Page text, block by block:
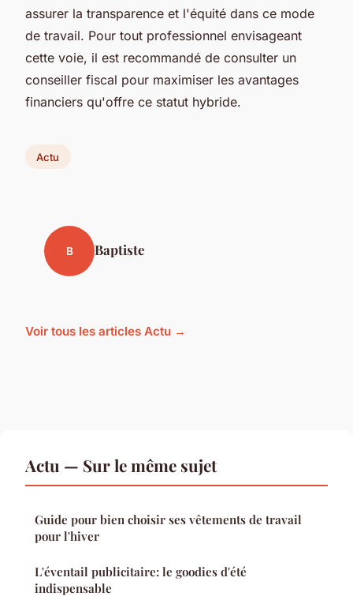
assurer la transparence et l'équité dans ce mode
de travail. Pour tout professionnel envisageant
cette voie, il est recommandé de consulter un
conseiller fiscal pour maximiser les avantages
financiers qu'offre ce statut hybride.
Actu
B Baptiste
Voir tous les articles Actu →
Actu — Sur le même sujet
Guide pour bien choisir ses vêtements de travail
pour l'hiver
L'éventail publicitaire: le goodies d'été
indispensable